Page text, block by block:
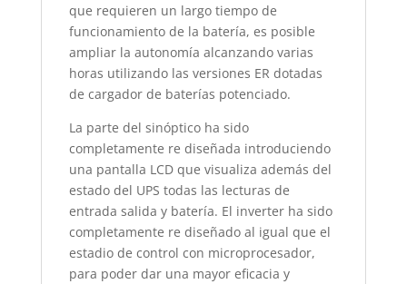
que requieren un largo tiempo de
funcionamiento de la batería, es posible
ampliar la autonomía alcanzando varias
horas utilizando las versiones ER dotadas
de cargador de baterías potenciado.
La parte del sinóptico ha sido
completamente re diseñada introduciendo
una pantalla LCD que visualiza además del
estado del UPS todas las lecturas de
entrada salida y batería. El inverter ha sido
completamente re diseñado al igual que el
estadio de control con microprocesador,
para poder dar una mayor eficacia y